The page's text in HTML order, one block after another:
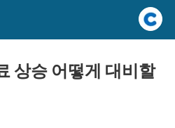
상승 어떻게 대비할